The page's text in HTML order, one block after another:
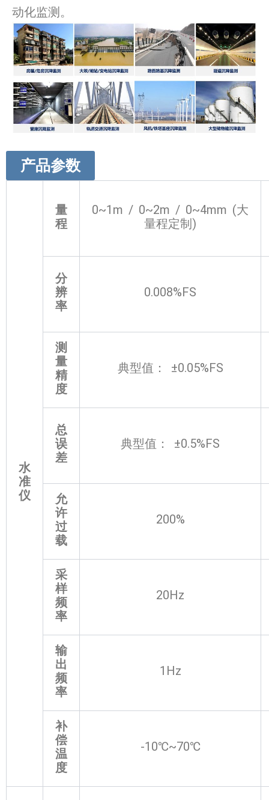
动化监测。
产品参数
水
准
仪
量
程
0~1m / 0~2m / 0~4mm (大
量程定制)
分
辨
率
0.008%FS
测
量
精
度
典型值： ±0.05%FS
总
误
差
典型值： ±0.5%FS
允
许
过
载
200%
采
样
频
率
20Hz
输
出
频
率
1Hz
补
偿
温
度
-10℃~70℃